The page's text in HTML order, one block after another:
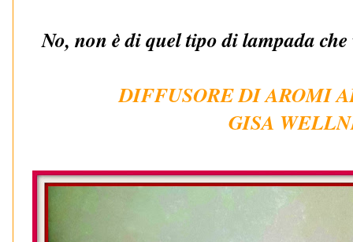
No, non è di quel tipo di lampada
DIFFUSORE DI AROMI
GISA